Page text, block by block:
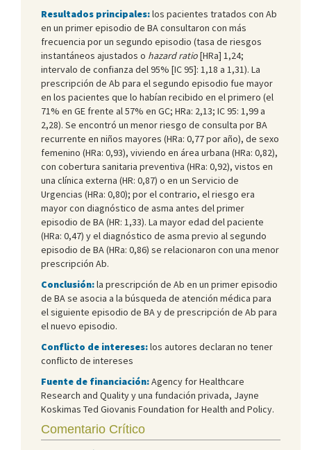
Resultados principales:los pacientes tratados con Ab
en un primer episodio de BA consultaron con más
frecuencia por un segundo episodio (tasa de riesgos
instantáneos ajustados o hazard ratio[HRa] 1,24;
intervalo de confianza del 95% [IC 95]: 1,18 a 1,31). La
prescripción de Ab para el segundo episodio fue mayor
en los pacientes que lo habían recibido en el primero (el
71% en GE frente al 57% en GC; HRa: 2,13; IC 95: 1,99 a
2,28). Se encontró un menor riesgo de consulta por BA
recurrente en niños mayores (HRa: 0,77 por año), de sexo
femenino (HRa: 0,93), viviendo en área urbana (HRa: 0,82),
con cobertura sanitaria preventiva (HRa: 0,92), vistos en
una clínica externa (HR: 0,87) o en un Servicio de
Urgencias (HRa: 0,80); por el contrario, el riesgo era
mayor con diagnóstico de asma antes del primer
episodio de BA (HR: 1,33). La mayor edad del paciente
(HRa: 0,47) y el diagnóstico de asma previo al segundo
episodio de BA (HRa: 0,86) se relacionaron con una menor
prescripción Ab.
Conclusión:la prescripción de Ab en un primer episodio
de BA se asocia a la búsqueda de atención médica para
el siguiente episodio de BA y de prescripción de Ab para
el nuevo episodio.
Conflicto de intereses:los autores declaran no tener
conflicto de intereses
Fuente de financiación:Agency for Healthcare
Research and Quality y una fundación privada, Jayne
Koskimas Ted Giovanis Foundation for Health and Policy.
Comentario Crítico